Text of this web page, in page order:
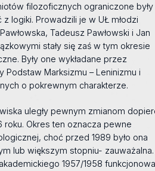
filozoficznych ograniczone były
z logiki. Prowadzili je w UŁ młodzi
Tadeusz Pawłowski i Jan
stały się zaś w tym okresie
Były one wykładane przez
Podstaw Marksizmu – Leninizmu i
o pokrewnym charakterze.
uległy pewnym zmianom
roku. Okres ten oznacza pewne
choć przed 1989 było ona
lub większym stopniu- zauważalna.
1957/1958